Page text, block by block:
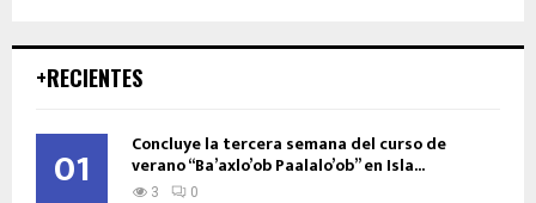
+RECIENTES
01 Concluye la tercera semana del curso de
verano “Ba’axlo’ob Paalalo’ob” en Isla...
3 0